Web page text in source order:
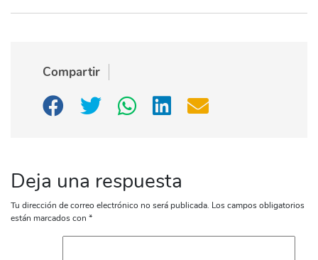
Compartir
Deja una respuesta
Tu dirección de correo electrónico no será publicada. Los campos obligatorios
están marcados con *